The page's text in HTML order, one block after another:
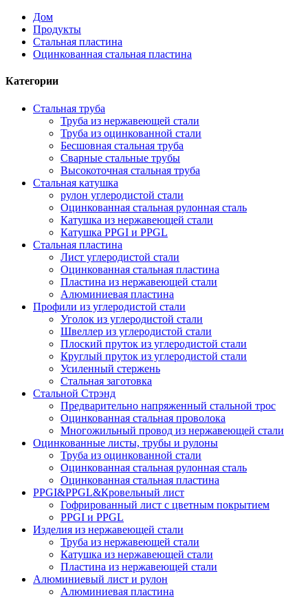
Дом
Продукты
Стальная пластина
Оцинкованная стальная пластина
Категории
Стальная труба
Труба из нержавеющей стали
Труба из оцинкованной стали
Бесшовная стальная труба
Сварные стальные трубы
Высокоточная стальная труба
Стальная катушка
рулон углеродистой стали
Оцинкованная стальная рулонная сталь
Катушка из нержавеющей стали
Катушка PPGI и PPGL
Стальная пластина
Лист углеродистой стали
Оцинкованная стальная пластина
Пластина из нержавеющей стали
Алюминиевая пластина
Профили из углеродистой стали
Уголок из углеродистой стали
Швеллер из углеродистой стали
Плоский пруток из углеродистой стали
Круглый пруток из углеродистой стали
Усиленный стержень
Стальная заготовка
Стальной Стрэнд
Предварительно напряженный стальной трос
Оцинкованная стальная проволока
Многожильный провод из нержавеющей стали
Оцинкованные листы, трубы и рулоны
Труба из оцинкованной стали
Оцинкованная стальная рулонная сталь
Оцинкованная стальная пластина
PPGI&PPGL&Кровельный лист
Гофрированный лист с цветным покрытием
PPGI и PPGL
Изделия из нержавеющей стали
Труба из нержавеющей стали
Катушка из нержавеющей стали
Пластина из нержавеющей стали
Алюминиевый лист и рулон
Алюминиевая пластина